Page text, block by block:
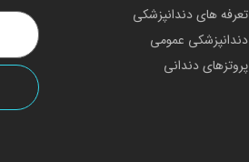
تعرفه های دندانپزشکی
دندانپزشکی عمومی
پروتزهای دندانی